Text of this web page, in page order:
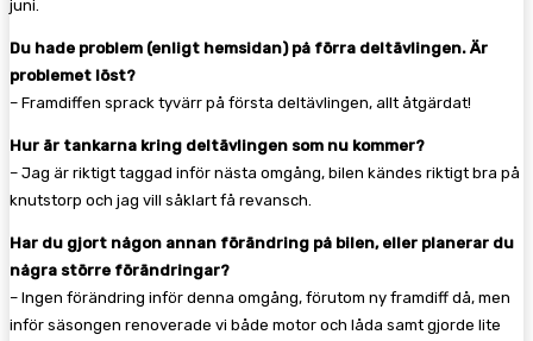
juni.
Du hade problem (enligt hemsidan) på förra deltävlingen. Är
problemet löst?
– Framdiffen sprack tyvärr på första deltävlingen, allt åtgärdat!
Hur är tankarna kring deltävlingen som nu kommer?
– Jag är riktigt taggad inför nästa omgång, bilen kändes riktigt bra på
knutstorp och jag vill såklart få revansch.
Har du gjort någon annan förändring på bilen, eller planerar du
några större förändringar?
– Ingen förändring inför denna omgång, förutom ny framdiff då, men
inför säsongen renoverade vi både motor och låda samt gjorde lite